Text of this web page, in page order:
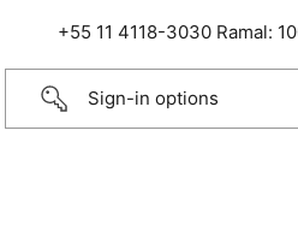
+55 11 4118-3030 Ramal:
Sign-in options